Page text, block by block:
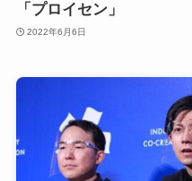
「プロイセン」
2022年6月6日